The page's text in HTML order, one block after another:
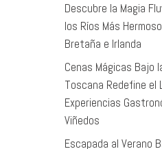
Descubre la Magia
los Ríos Más
Bretaña e Irlanda
Cenas Mágicas Bajo
Toscana Redefine el
Experiencias
Viñedos
Escapada al Verano